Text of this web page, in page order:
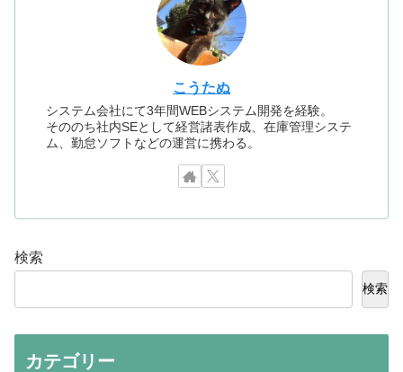
こうたぬ
システム会社にて3年間WEBシステム開発を経験。
そののち社内SEとして経営諸表作成、在庫管理システ
ム、勤怠ソフトなどの運営に携わる。
検索
検索
カテゴリー